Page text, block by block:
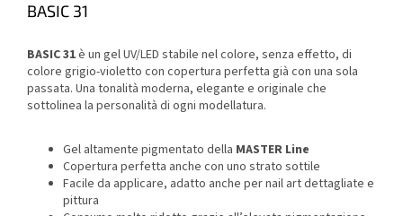
BASIC 31
BASIC 31è un gel UV/LED stabile nel colore, senza effetto, di
colore grigio-violetto con copertura perfetta già con una sola
passata. Una tonalità moderna, elegante e originale che
sottolinea la personalità di ogni modellatura.
Gel altamente pigmentato della MASTER Line
Copertura perfetta anche con uno strato sottile
Facile da applicare, adatto anche per nail art dettagliate e
pittura